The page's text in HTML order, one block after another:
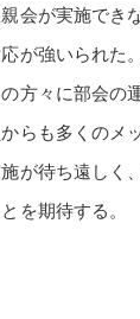
会が実施でき
が強いられた
方々に部会の
らも多くのメ
が待ち遠しく
を期待する。